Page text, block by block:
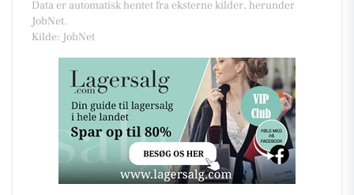
Data er automatisk hentet fra eksterne kilder, herunder
JobNet.
Kilde: JobNet